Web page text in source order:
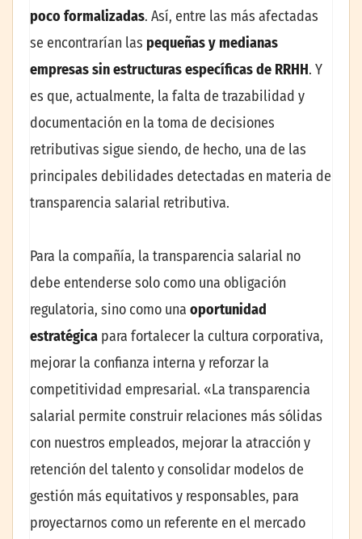
poco formalizadas. Así, entre las más afectadas
se encontrarían las pequeñas y medianas
empresas sin estructuras específicas de RRHH. Y
es que, actualmente, la falta de trazabilidad y
documentación en la toma de decisiones
retributivas sigue siendo, de hecho, una de las
principales debilidades detectadas en materia de
transparencia salarial retributiva.
Para la compañía, la transparencia salarial no
debe entenderse solo como una obligación
regulatoria, sino como una oportunidad
estratégica para fortalecer la cultura corporativa,
mejorar la confianza interna y reforzar la
competitividad empresarial. «La transparencia
salarial permite construir relaciones más sólidas
con nuestros empleados, mejorar la atracción y
retención del talento y consolidar modelos de
gestión más equitativos y responsables, para
proyectarnos como un referente en el mercado